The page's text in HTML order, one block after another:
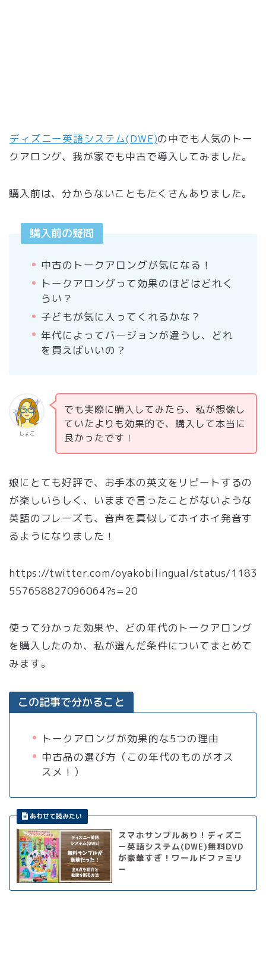
ディズニー英語システム(DWE)の中でも人気のトー
クアロング、我が家でも中古で導入してみました。
購入前は、分からないこともたくさんありました。
購入前の疑問
中古のトークアロングが気になる！
トークアロングって効果のほどはどれく
らい？
子どもが気に入ってくれるかな？
年代によってバージョンが違うし、どれ
を買えばいいの？
しょこ
でも実際に購入してみたら、私が想像し
ていたよりも効果的で、購入して本当に
良かったです！
娘にとても好評で、お手本の英文をリピートするの
が楽しいらしく、いままで言ったことがないような
英語のフレーズも、音声を真似してホイホイ発音す
るようになりました！
https://twitter.com/oyakobilingual/status/1183
557658827096064?s=20
使って分かった効果や、どの年代のトークアロング
を購入したのか、私が選んだ条件についてまとめて
みます。
この記事で分かること
トークアロングが効果的な5つの理由
中古品の選び方（この年代のものがオス
スメ！）
スマホサンプルあり！ディズニ
ー英語システム(DWE)無料DVD
が豪華すぎ！ワールドファミリ
ー